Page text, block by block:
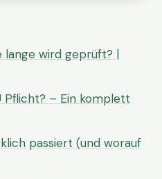
lange wird geprüft? |
Pflicht? – Ein komplett
passiert (und worauf